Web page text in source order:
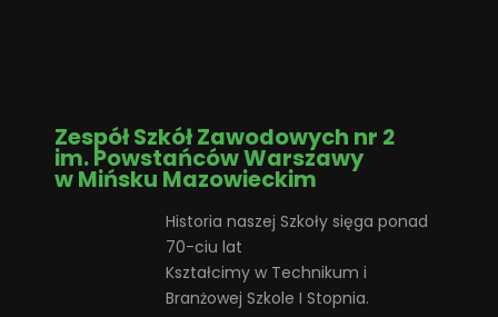
Zespół Szkół Zawodowych nr 2
im. Powstańców Warszawy
w Mińsku Mazowieckim
Historia naszej Szkoły sięga ponad
70-ciu lat
Kształcimy w Technikum i
Branżowej Szkole I Stopnia.